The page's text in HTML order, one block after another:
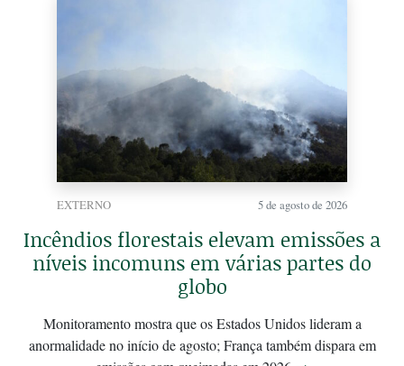
EXTERNO 5 de agosto de 2026
Incêndios florestais elevam emissões a
níveis incomuns em várias partes do
globo
Monitoramento mostra que os Estados Unidos lideram a
anormalidade no início de agosto; França também dispara em